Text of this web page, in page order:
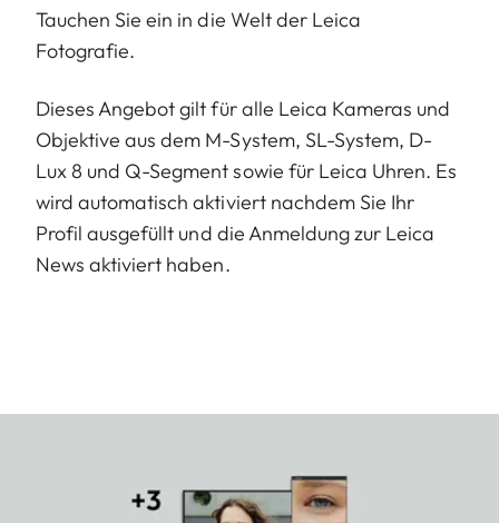
Tauchen Sie ein in die Welt der Leica
Fotografie.
Dieses Angebot gilt für alle Leica Kameras und
Objektive aus dem M-System, SL-System, D-
Lux 8 und Q-Segment sowie für Leica Uhren. Es
wird automatisch aktiviert nachdem Sie Ihr
Profil ausgefüllt und die Anmeldung zur Leica
News aktiviert haben.